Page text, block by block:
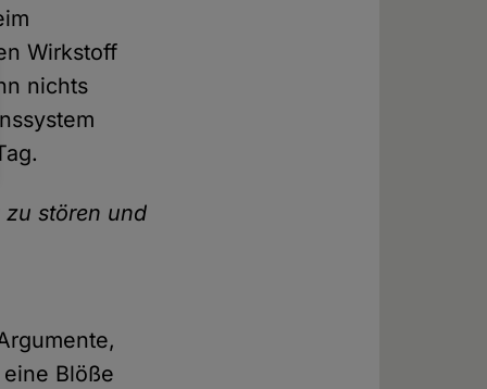
Wirkstoff
nichts
zu stören und
Blöße